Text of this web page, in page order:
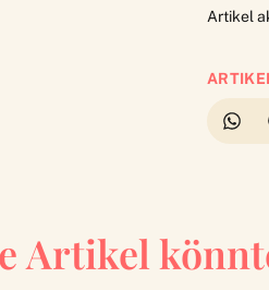
Artikel
Artikel